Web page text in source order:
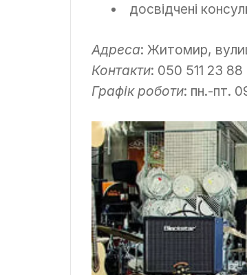
досвідчені
Адреса: Житомир,
Контакти: 050 511 23 88
Графік роботи: пн.-пт.